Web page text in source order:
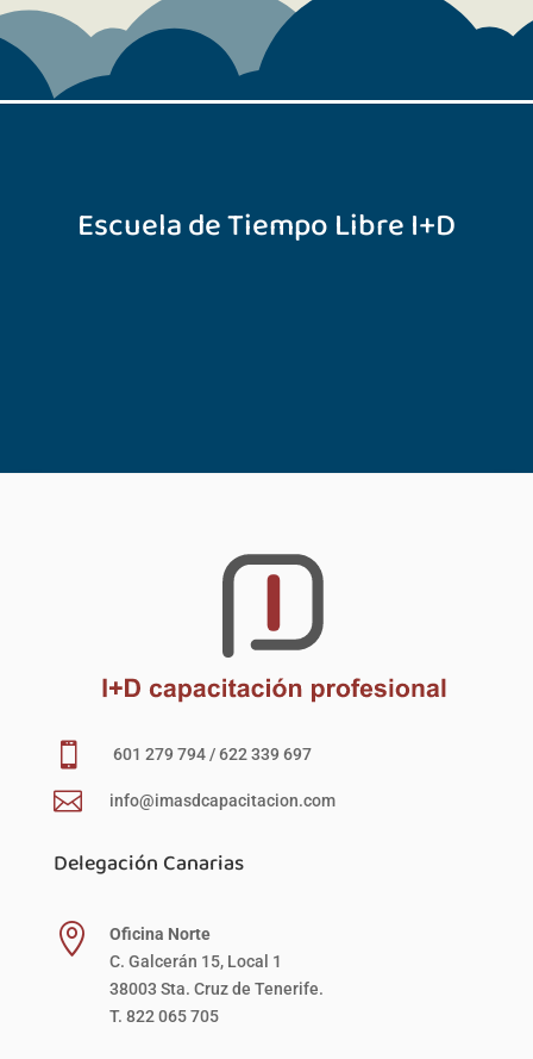
Escuela de Tiempo Libre I+D
 601 279 794 / 622 339 697
 info@imasdcapacitacion.com
Delegación Canarias

Oficina Norte
C. Galcerán 15, Local 1
38003 Sta. Cruz de Tenerife.
T. 822 065 705